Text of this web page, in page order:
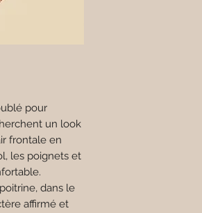
pour
un look
frontale en
les poignets et
dans le
affirmé et